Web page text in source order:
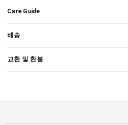
Care Guide
배송
교환 및 환불